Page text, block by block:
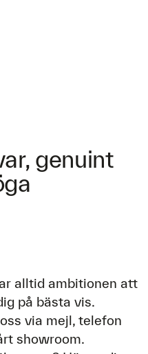
genuint
alltid ambitionen att
på bästa vis.
via mejl, telefon
showroom.